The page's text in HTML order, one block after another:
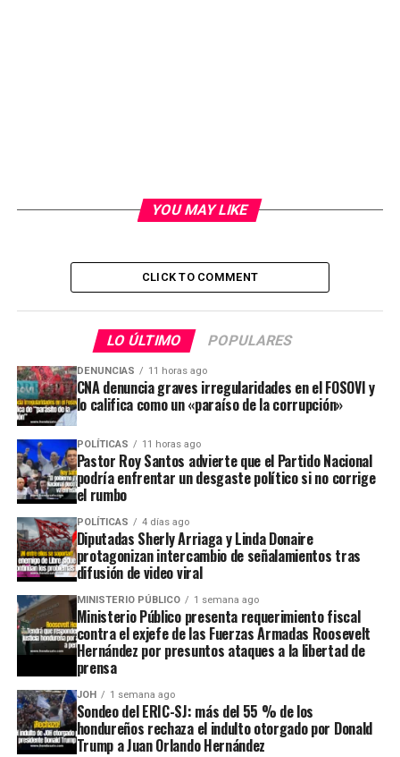
YOU MAY LIKE
CLICK TO COMMENT
LO ÚLTIMO POPULARES
DENUNCIAS 11 horas ago
CNA denuncia graves irregularidades en el FOSOVI y
lo califica como un «paraíso de la corrupción»
POLÍTICAS 11 horas ago
Pastor Roy Santos advierte que el Partido Nacional
podría enfrentar un desgaste político si no corrige
el rumbo
POLÍTICAS 4 días ago
Diputadas Sherly Arriaga y Linda Donaire
protagonizan intercambio de señalamientos tras
difusión de video viral
MINISTERIO PÚBLICO 1 semana ago
Ministerio Público presenta requerimiento fiscal
contra el exjefe de las Fuerzas Armadas Roosevelt
Hernández por presuntos ataques a la libertad de
prensa
JOH 1 semana ago
Sondeo del ERIC-SJ: más del 55 % de los
hondureños rechaza el indulto otorgado por Donald
Trump a Juan Orlando Hernández